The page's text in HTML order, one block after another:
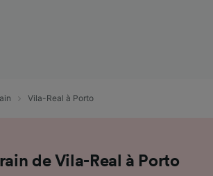
Vila-Real à Porto
de Vila-Real à Porto
publicités et du contenu,
partenaires (fournisseurs)